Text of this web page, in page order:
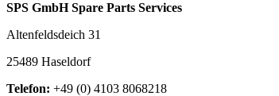
SPS GmbH Spare Parts Services
Altenfeldsdeich 31
25489 Haseldorf
Telefon: +49 (0) 4103 8068218